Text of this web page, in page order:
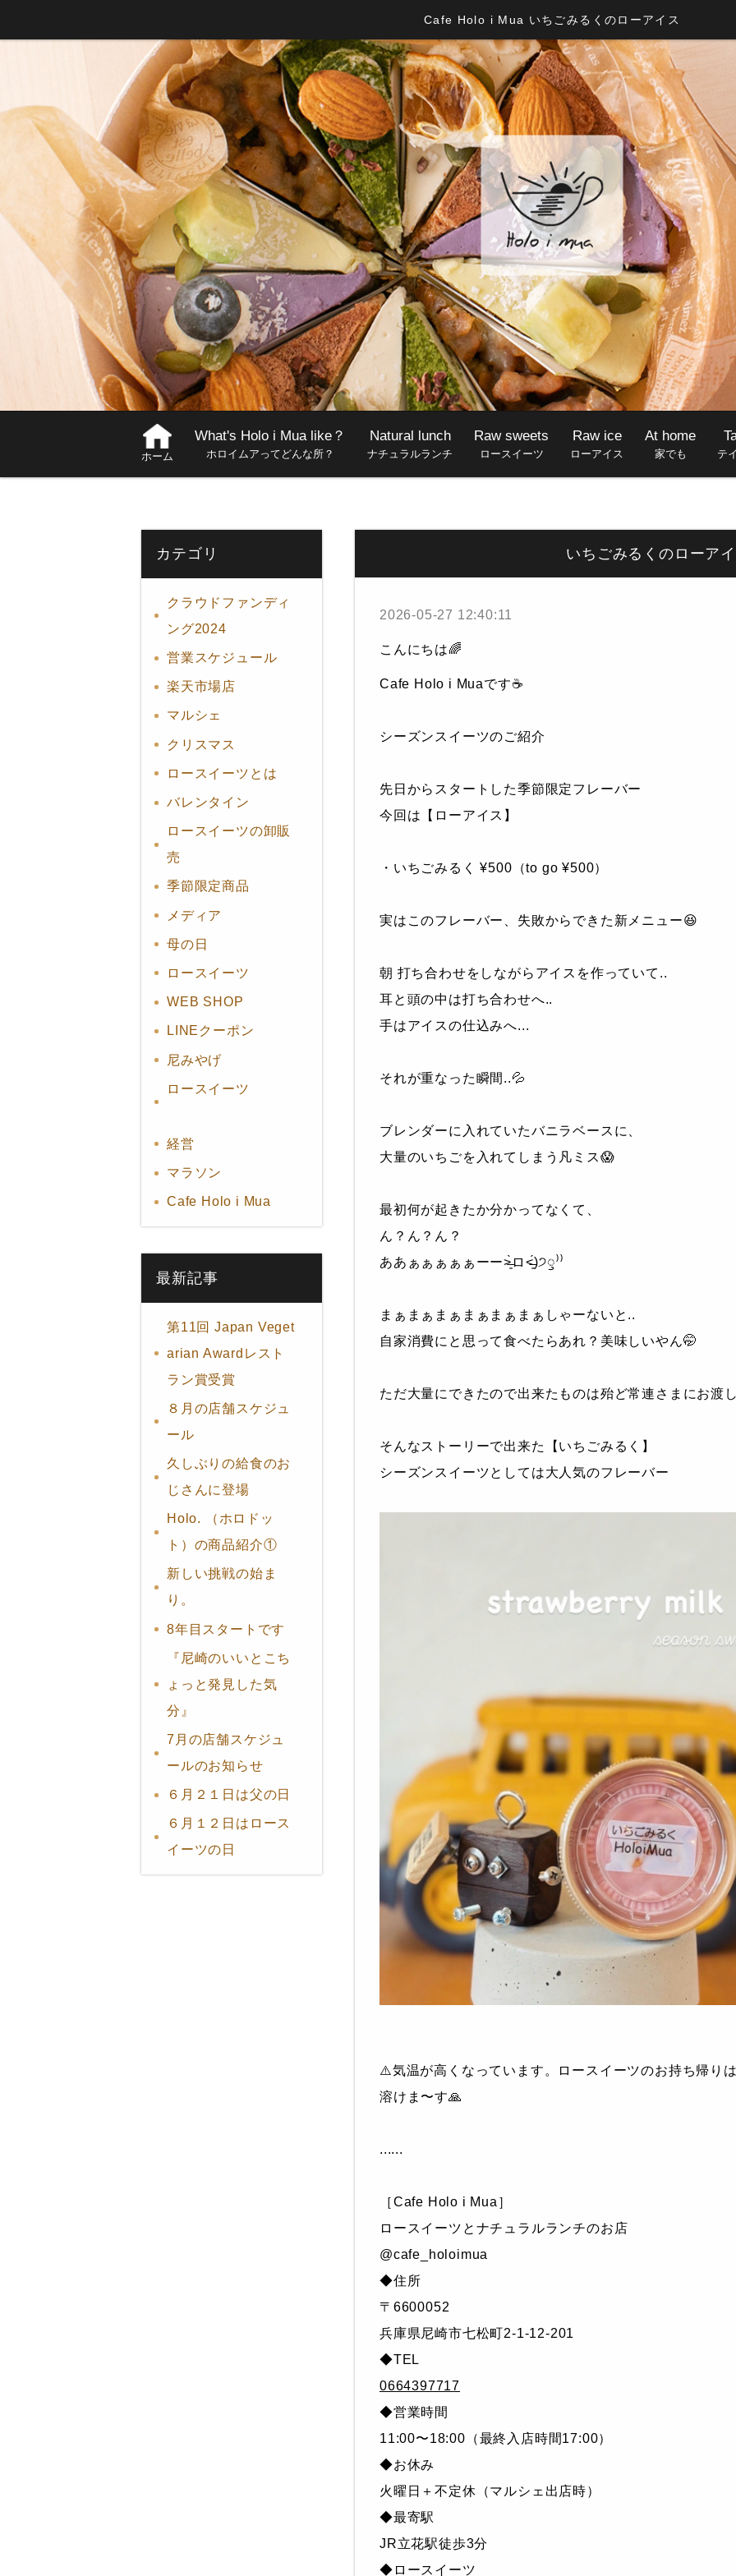
Cafe Holo i Mua いちごみるくのローアイス
ホーム
What's Holo i Mua like？
ホロイムアってどんな所？
Natural lunch
ナチュラルランチ
Raw sweets
ロースイーツ
Raw ice
ローアイス
At home
家でも テ
カテゴリ
クラウドファンディ
ング2024
営業スケジュール
楽天市場店
マルシェ
クリスマス
ロースイーツとは
バレンタイン
ロースイーツの卸販
売
季節限定商品
メディア
母の日
ロースイーツ
WEB SHOP
LINEクーポン
尼みやげ
ロースイーツ
経営
マラソン
Cafe Holo i Mua
最新記事
第11回 Japan Veget
arian Awardレスト
ラン賞受賞
８月の店舗スケジュ
ール
久しぶりの給食のお
じさんに登場
Holo. （ホロドッ
ト）の商品紹介①
新しい挑戦の始ま
り。
8年目スタートです
『尼崎のいいとこち
ょっと発見した気
分』
7月の店舗スケジュ
ールのお知らせ
６月２１日は父の日
６月１２日はロース
イーツの日
いちごみるくのローア
2026-05-27 12:40:11
こんにちは🌈
Cafe Holo i Muaです☕️
シーズンスイーツのご紹介
先日からスタートした季節限定フレーバー
今回は【ローアイス】
・いちごみるく ¥500（to go ¥500）
実はこのフレーバー、失敗からできた新メニュー😆
朝 打ち合わせをしながらアイスを作っていて..
耳と頭の中は打ち合わせへ..
手はアイスの仕込みへ...
それが重なった瞬間..💦
ブレンダーに入れていたバニラベースに、
大量のいちごを入れてしまう凡ミス😱
最初何が起きたか分かってなくて、
ん？ん？ん？
ああぁぁぁぁぁーー˃̶͈̀ロ˂̶͈́)੭ꠥ⁾⁾
まぁまぁまぁまぁまぁまぁしゃーないと..
自家消費にと思って食べたらあれ？美味しいやん🤭
ただ大量にできたので出来たものは殆ど常連さまにお渡
そんなストーリーで出来た【いちごみるく】
シーズンスイーツとしては大人気のフレーバー
⚠️気温が高くなっています。ロースイーツのお持ち帰り
溶けま〜す🙏
......
［Cafe Holo i Mua］
ロースイーツとナチュラルランチのお店
@cafe_holoimua
◆住所
〒6600052
兵庫県尼崎市七松町2-1-12-201
◆TEL
0664397717
◆営業時間
11:00〜18:00（最終入店時間17:00）
◆お休み
火曜日＋不定休（マルシェ出店時）
◆最寄駅
JR立花駅徒歩3分
◆ロースイーツ